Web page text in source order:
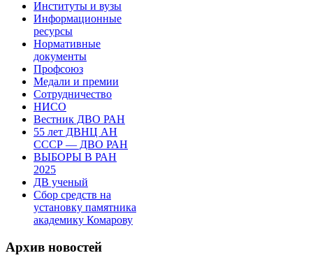
Институты и вузы
Информационные
ресурсы
Нормативные
документы
Профсоюз
Медали и премии
Сотрудничество
НИСО
Вестник ДВО РАН
55 лет ДВНЦ АН
СССР — ДВО РАН
ВЫБОРЫ В РАН
2025
ДВ ученый
Сбор средств на
установку памятника
академику Комарову
Архив новостей